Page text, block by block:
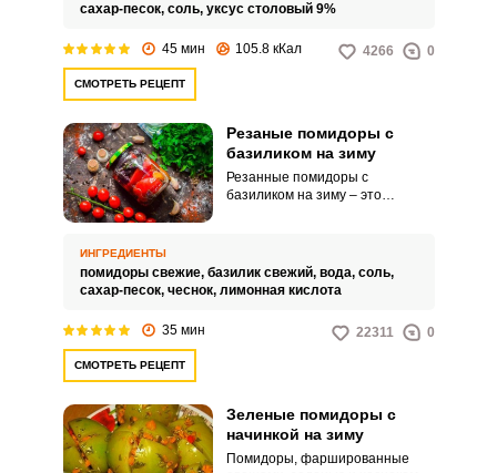
сахар-песок, соль, уксус столовый 9%
45 мин 105.8 кКал 4266 0
СМОТРЕТЬ РЕЦЕПТ
Резаные помидоры с
базиликом на зиму
Резанные помидоры с
базиликом на зиму – это
вкусом. Такие помидоры
идеально дополнят горячие
ИНГРЕДИЕНТЫ
помидоры свежие, базилик свежий, вода, соль,
сахар-песок, чеснок, лимонная кислота
35 мин 22311 0
СМОТРЕТЬ РЕЦЕПТ
Зеленые помидоры с
начинкой на зиму
Помидоры, фаршированные